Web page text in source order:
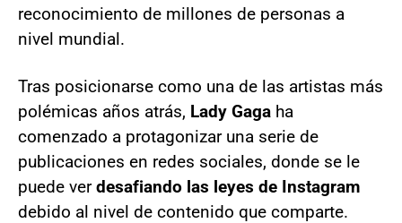
reconocimiento de millones de personas a
nivel mundial.
Tras posicionarse como una de las artistas más
polémicas años atrás, Lady Gaga ha
comenzado a protagonizar una serie de
publicaciones en redes sociales, donde se le
puede verdesafiando las leyes de Instagram
debido al nivel de contenido que comparte.